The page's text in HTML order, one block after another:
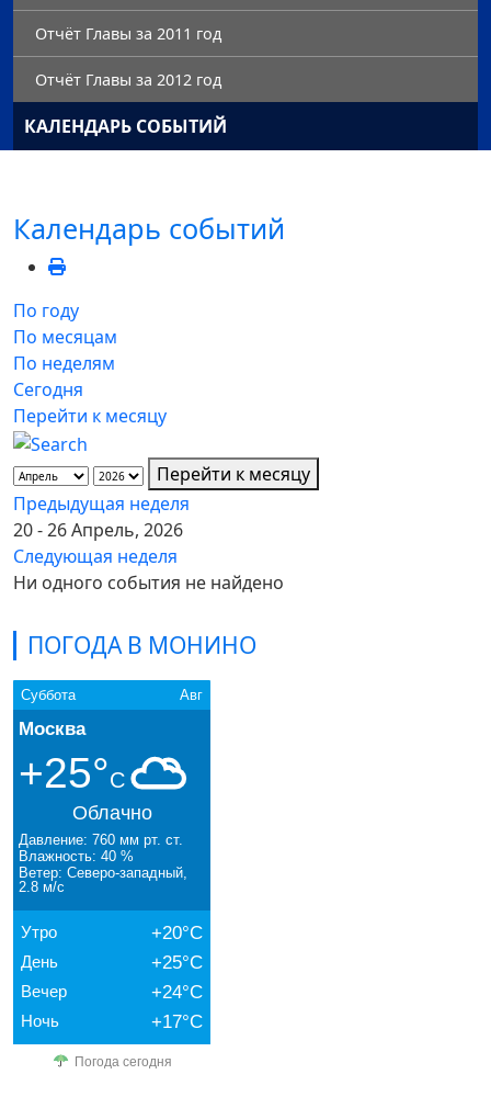
Отчёт Главы за 2011 год
Отчёт Главы за 2012 год
КАЛЕНДАРЬ СОБЫТИЙ
ПОГОДА В МОНИНО
Суббота Авг
Москва
+25°C
Облачно
Давление: 760 мм рт. ст.
Влажность: 40 %
Ветер: Северо-западный,
2.8 м/с
Утро +20°C
День +25°C
Вечер +24°C
Ночь +17°C
Погода сегодня
Календарь событий
По году
По месяцам
По неделям
Сегодня
Перейти к месяцу
Перейти к месяцу
Предыдущая неделя
20 - 26 Апрель, 2026
Следующая неделя
Ни одного события не найдено